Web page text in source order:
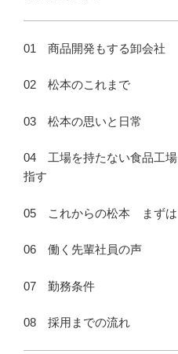
01 商品開発もする卸会社
02 松本のこれまで
03 松本の思いと日常
04 工場を持たない食品工場
指す
05 これからの松本 まずは
06 働く先輩社員の声
07 勤務条件
08 採用までの流れ